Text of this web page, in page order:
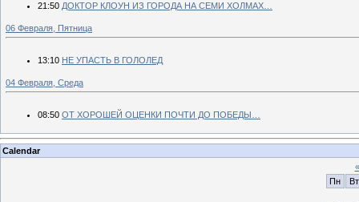
21:50 ДОКТОР КЛОУН ИЗ ГОРОДА НА СЕМИ ХОЛМАХ…
06 Февраля, Пятница
13:10 НЕ УПАСТЬ В ГОЛОЛЕД
04 Февраля, Среда
08:50 ОТ ХОРОШЕЙ ОЦЕНКИ ПОЧТИ ДО ПОБЕДЫ…
Calendar
«
Пн
Вт